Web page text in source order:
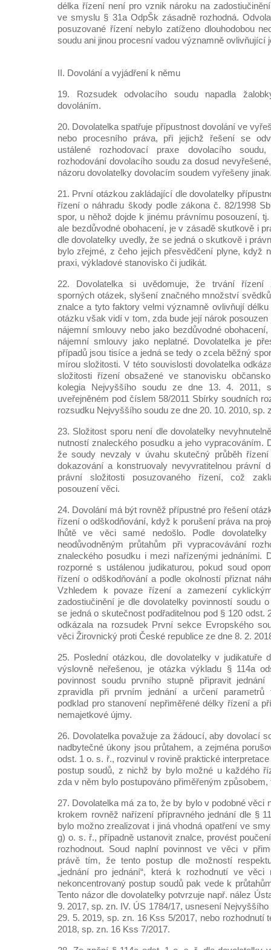
délka řízení není pro vznik nároku na
ve smyslu § 31a OdpŠk zásadně rozhodná.
posuzované řízení nebylo zatíženo dlouhodobou
soudu ani jinou procesní vadou významně ovlivňující
II. Dovolání a vyjádření k němu
19. Rozsudek odvolacího soudu napadla
dovoláním.
20. Dovolatelka spatřuje přípustnost dovolání ve
nebo procesního práva, při jejichž řešení se
ustálené rozhodovací praxe dovolacího
rozhodování dovolacího soudu za dosud
názoru dovolatelky dovolacím soudem vyřešeny
21. První otázkou zakládající dle dovolatelky
řízení o náhradu škody podle zákona č. 82/1998
spor, u něhož dojde k jinému právnímu posouzení,
ale bezdůvodné obohacení, je v zásadě skutkově i
dle dovolatelky uvedly, že se jedná o skutkově i
bylo zřejmé, z čeho jejich přesvědčení plyne, když
praxi, výkladové stanovisko či judikát.
22. Dovolatelka si uvědomuje, že trvání řízení
sporných otázek, slyšení značného množství
znalce a tyto faktory velmi významně ovlivňují
otázku však vidí v tom, zda bude její nárok
nájemní smlouvy nebo jako bezdůvodné
nájemní smlouvy jako neplatné. Dovolatelka je
případů jsou tisíce a jedná se tedy o zcela běžný
mírou složitosti. V této souvislosti dovolatelka
složitosti řízení obsažené ve stanovisku
kolegia Nejvyššího soudu ze dne 13. 4. 2011,
uveřejněném pod číslem 58/2011 Sbírky soudních
rozsudku Nejvyššího soudu ze dne 20. 10. 2010, sp.
23. Složitost sporu není dle dovolatelky
nutností znaleckého posudku a jeho vypracováním.
že soudy nevzaly v úvahu skutečný průběh
dokazování a konstruovaly nevyvratitelnou právní
právní složitosti posuzovaného řízení, což
posouzení věci.
24. Dovolání má být rovněž přípustné pro řešení
řízení o odškodňování, když k porušení práva na
lhůtě ve věci samé nedošlo. Podle
neodůvodněným průtahům při vypracovávání
znaleckého posudku i mezi nařízenými jednáními.
rozporné s ustálenou judikaturou, pokud soud
řízení o odškodňování a podle okolností přiznat
Vzhledem k povaze řízení a zamezení
zadostiučinění je dle dovolatelky povinností soudu
se jedná o skutečnost podřaditelnou pod § 120 odst.
odkázala na rozsudek První sekce Evropského
věci Žirovnický proti České republice ze dne 8. 2.
25. Poslední otázkou, dle dovolatelky v judikatuře
výslovně neřešenou, je otázka výkladu § 114a
povinnost soudu prvního stupně připravit
zpravidla při prvním jednání a určení parametrů
podklad pro stanovení nepřiměřené délky řízení a
nemajetkové újmy.
26. Dovolatelka považuje za žádoucí, aby dovolací
nadbytečné úkony jsou průtahem, a zejména
odst. 1 o. s. ř., rozvinul v rovině praktické
postup soudů, z nichž by bylo možné u každého
zda v něm bylo postupováno přiměřeným způsobem,
27. Dovolatelka má za to, že by bylo v podobné věci
krokem rovněž nařízení přípravného jednání dle §
bylo možno zrealizovat i jiná vhodná opatření ve
g) o. s. ř., případně ustanovit znalce, provést
rozhodnout. Soud naplní povinnost ve věci v
právě tím, že tento postup dle možností
„jednání pro jednání“, která k rozhodnutí ve věci
nekoncentrovaný postup soudů pak vede k
Tento názor dle dovolatelky potvrzuje např. nález
9. 2017, sp. zn. IV. ÚS 1784/17, usnesení
29. 5. 2019, sp. zn. 16 Kss 5/2017, nebo rozhodnutí
2018, sp. zn. 16 Kss 7/2017.